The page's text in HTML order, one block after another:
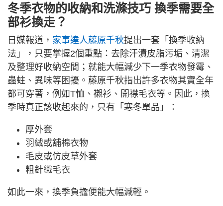
冬季衣物的收納和洗滌技巧 換季需要全
部衫換走？
日媒報道， 家事達人藤原千秋提出一套「換季收納
法」，只要掌握2個重點：去除汗漬皮脂污垢、清潔
及整理好收納空間；就能大幅減少下一季衣物發霉、
蟲蛀、異味等困擾。藤原千秋指出許多衣物其實全年
都可穿著，例如T恤、襯衫、開襟毛衣等。因此，換
季時真正該收起來的，只有「寒冬單品」：
厚外套
羽絨或舖棉衣物
毛皮或仿皮草外套
粗針織毛衣
如此一來，換季負擔便能大幅減輕。